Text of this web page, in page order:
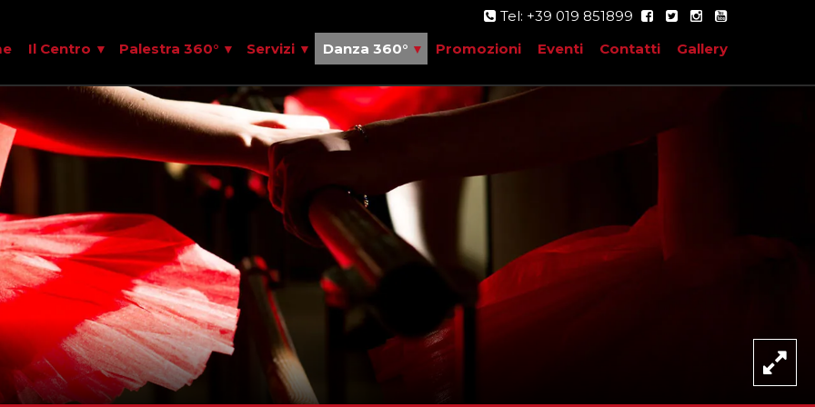
Tel: +39 019 851899
Il Centro Palestra 360° Servizi Danza 360° Promozioni Eventi Contatti Gallery